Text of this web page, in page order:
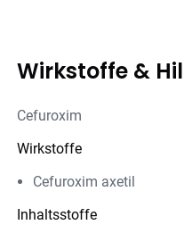
Wirkstoffe &
Cefuroxim
Wirkstoffe
Cefuroxim axetil
Inhaltsstoffe